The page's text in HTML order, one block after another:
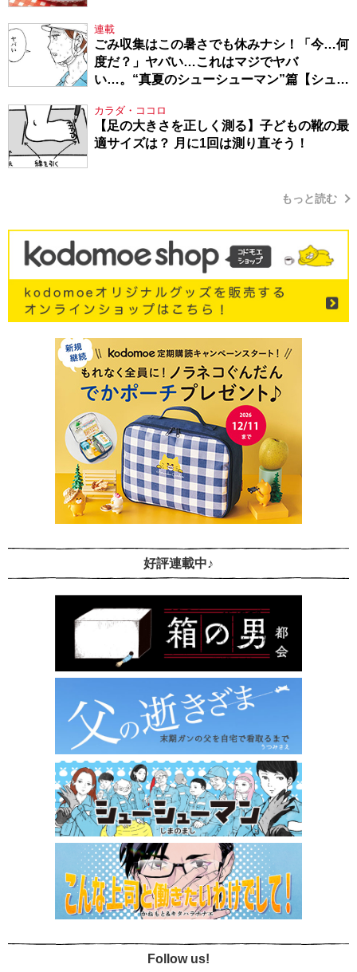
連載
ごみ収集はこの暑さでも休みナシ！「今…何
度だ？」ヤバい…これはマジでヤバ
い…。“真夏のシューシューマン”篇【シュー
カラダ・ココロ
【足の大きさを正しく測る】子どもの靴の最
適サイズは？ 月に1回は測り直そう！
もっと読む
好評連載中♪
Follow us!